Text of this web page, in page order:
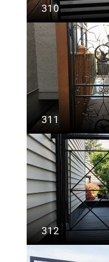
310
311
312